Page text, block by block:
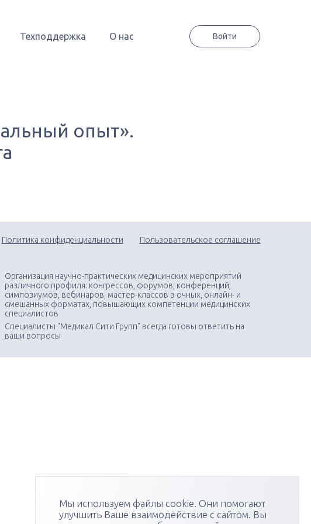
Техподдержка О нас Войти
опыт».
Политика конфиденциальности Пользовательское соглашение
Организация научно-практических медицинских мероприятий
различного профиля: конгрессов, форумов, конференций,
симпозиумов, вебинаров, мастер-классов в очных, онлайн- и
смешанных форматах, повышающих компетенции медицинских
специалистов
Специалисты "Медикал Сити Групп" всегда готовы ответить на
ваши вопросы
Мы используем файлы cookie. Они помогают
улучшить Ваше взаимодействие с сайтом. Вы